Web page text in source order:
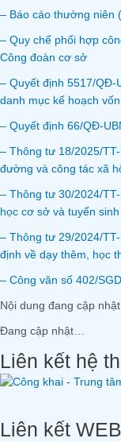
– Báo cáo thường niên
– Quy chế phối hợp
Công đoàn cơ sở
– Quyết định 5517/QĐ-
danh mục kế hoạch
– Quyết định 66/QĐ-
– Thông tư 18/2025/
đường và công tác xã
– Thông tư 30/2024/
học cơ sở và tuyển
– Thông tư 29/2024/
định về dạy thêm, học
– Công văn số 402/
Nội dung đang cập
Đang cập nhật…
Liên kết hệ
Liên kết